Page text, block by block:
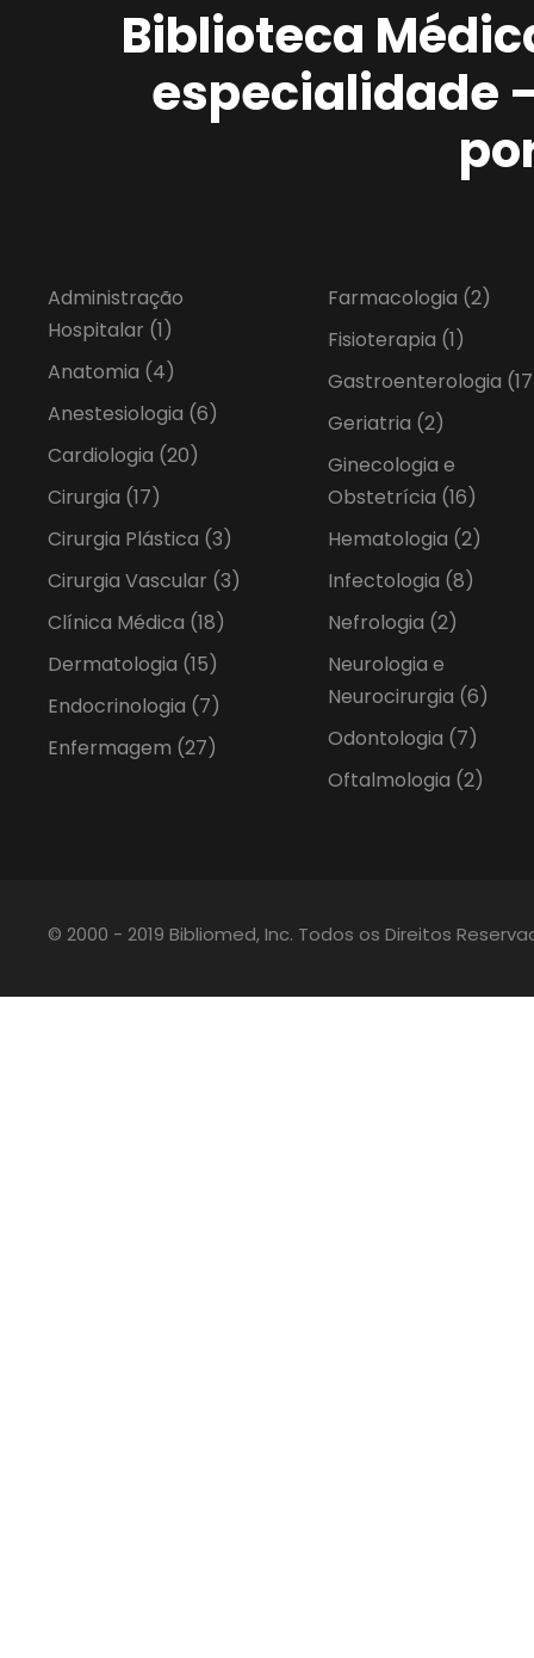
Biblioteca
especialidade
Administração
Hospitalar (1)
Anatomia (4)
Anestesiologia (6)
Cardiologia (20)
Cirurgia (17)
Cirurgia Plástica (3)
Cirurgia Vascular (3)
Clínica Médica (18)
Dermatologia (15)
Endocrinologia (7)
Enfermagem (27)
Farmacologia (2)
Fisioterapia (1)
Gastroenterologia
Geriatria (2)
Ginecologia e
Obstetrícia (16)
Hematologia (2)
Infectologia (8)
Nefrologia (2)
Neurologia e
Neurocirurgia (6)
Odontologia (7)
Oftalmologia (2)
© 2000 - 2019 Bibliomed, Inc. Todos os Direitos